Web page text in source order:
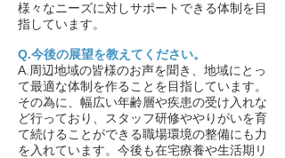
様々なニーズに対しサポートできる体制を目
指しています。
Q.今後の展望を教えてください。
A.周辺地域の皆様のお声を聞き、地域にとっ
て最適な体制を作ることを目指しています。
その為に、幅広い年齢層や疾患の受け入れな
ど行っており、スタッフ研修ややりがいを育
て続けることができる職場環境の整備にも力
を入れています。今後も在宅療養や生活期リ